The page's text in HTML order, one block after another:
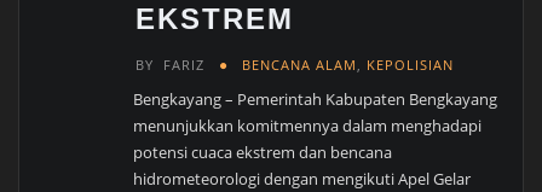
EKSTREM
BY FARIZ BENCANA ALAM KEPOLISIAN
Bengkayang – Pemerintah Kabupaten Bengkayang
menunjukkan komitmennya dalam menghadapi
potensi cuaca ekstrem dan bencana
hidrometeorologi dengan mengikuti Apel Gelar